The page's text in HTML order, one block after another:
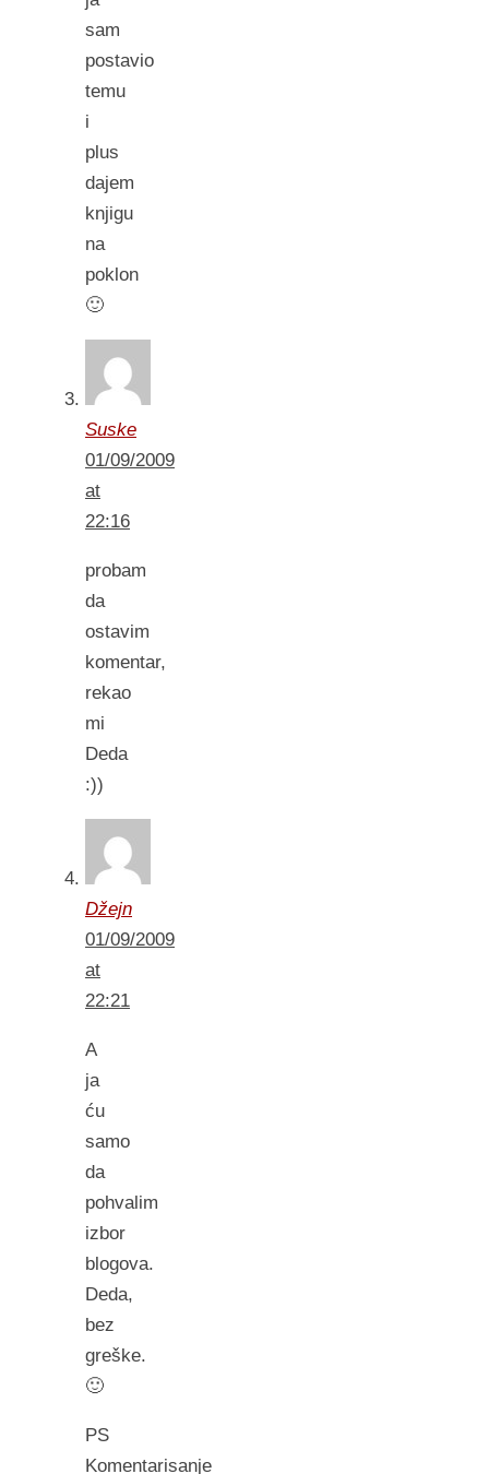
sam
postavio
temu
i
plus
dajem
knjigu
na
poklon
🙂
Suske
01/09/2009
at
22:16
probam
da
ostavim
komentar,
rekao
mi
Deda
:))
Džejn
01/09/2009
at
22:21
A
ja
ću
samo
da
pohvalim
izbor
blogova.
Deda,
bez
greške.
🙂
PS
Komentarisanje